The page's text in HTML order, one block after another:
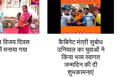
विजय दिवस
मनाया गया
कैबिनेट मंत्री सुबोध
उनियाल का युवाओं ने
किया भव्य स्वागत
जन्मदिन की दी
शुभकामनाएं